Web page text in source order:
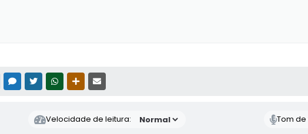
FACEBOOKMESSENGER
TWITTERWHATSAPPOUTRAS MÍDIAS
Velocidade de leitura: Tom de